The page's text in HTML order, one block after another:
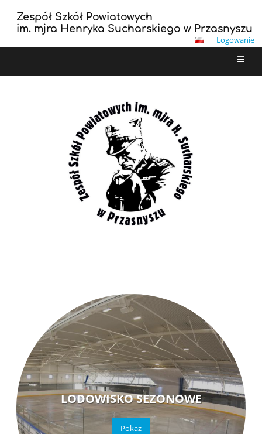
Zespół Szkół Powiatowych
im. mjra Henryka Sucharskiego w Przasnyszu
Logowanie
ZSP PRZASNYSZ
LODOWISKO SEZONOWE
Pokaż